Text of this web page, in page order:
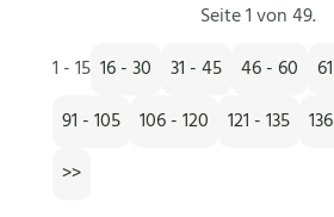
Seite 1 von 49.
1 - 15 16 - 30 31 - 45 46 - 60
91 - 105
106 - 120 121 - 135
>>